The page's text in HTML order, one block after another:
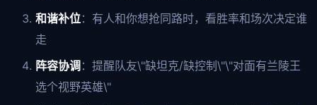
和谐补位：有人和你想抢同路时，看胜率和场次决定谁
走
阵容协调 ：提醒队友\"缺坦克/缺控制\"\"对面有兰陵王
选个视野英雄\"